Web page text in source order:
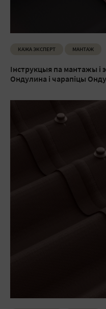
КАЖА ЭКСПЕРТ МАНТАЖ
Інструкцыя па мантажы і
Ондулина і чарапіцы